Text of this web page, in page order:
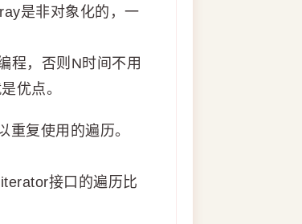
是非对象化的，一
程，否则N时间不用
优点。
复使用的遍历。
接口的遍历比